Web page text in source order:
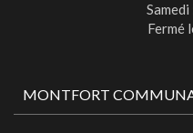
Fermé
MONTFORT